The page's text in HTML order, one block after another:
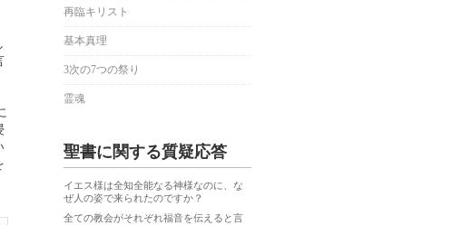
再臨キリスト
基本真理
3次の7つの祭り
霊魂